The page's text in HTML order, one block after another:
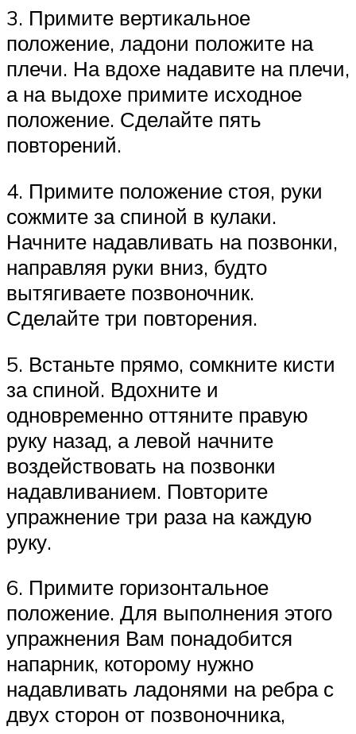
3. Примите вертикальное
положение, ладони положите на
плечи. На вдохе надавите на плечи,
а на выдохе примите исходное
положение. Сделайте пять
повторений.
4. Примите положение стоя, руки
сожмите за спиной в кулаки.
Начните надавливать на позвонки,
направляя руки вниз, будто
вытягиваете позвоночник.
Сделайте три повторения.
5. Встаньте прямо, сомкните кисти
за спиной. Вдохните и
одновременно оттяните правую
руку назад, а левой начните
воздействовать на позвонки
надавливанием. Повторите
упражнение три раза на каждую
руку.
6. Примите горизонтальное
положение. Для выполнения этого
упражнения Вам понадобится
напарник, которому нужно
надавливать ладонями на ребра с
двух сторон от позвоночника,